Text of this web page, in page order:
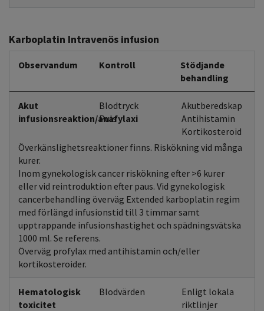
Karboplatin Intravenös infusion
Observandum Kontroll
Stödjande
behandling
Akut
infusionsreaktion/anafylaxi
Blodtryck
Akutberedskap
Puls
Antihistamin
Kortikosteroid
Överkänslighetsreaktioner finns. Riskökning vid många
kurer.
Inom gynekologisk cancer riskökning efter >6 kurer
eller vid reintroduktion efter paus. Vid gynekologisk
cancerbehandling överväg Extended karboplatin regim
med förlängd infusionstid till 3 timmar samt
upptrappande infusionshastighet och spädningsvätska
1000 ml. Se referens.
Överväg profylax med antihistamin och/eller
kortikosteroider.
Hematologisk
toxicitet
Blodvärden
Enligt lokala
riktlinjer